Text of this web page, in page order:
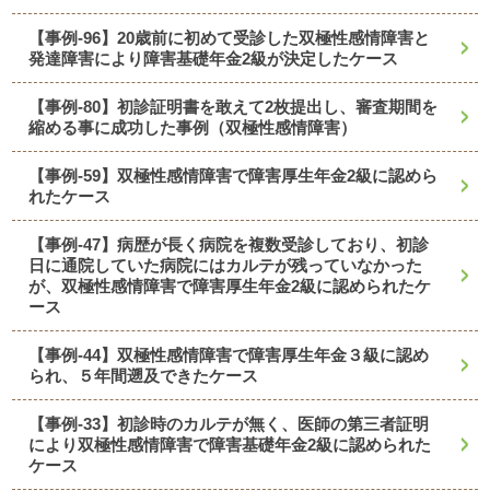
【事例-96】20歳前に初めて受診した双極性感情障害と
発達障害により障害基礎年金2級が決定したケース
【事例-80】初診証明書を敢えて2枚提出し、審査期間を
縮める事に成功した事例（双極性感情障害）
【事例-59】双極性感情障害で障害厚生年金2級に認めら
れたケース
【事例-47】病歴が長く病院を複数受診しており、初診
日に通院していた病院にはカルテが残っていなかった
が、双極性感情障害で障害厚生年金2級に認められたケ
ース
【事例-44】双極性感情障害で障害厚生年金３級に認め
られ、５年間遡及できたケース
【事例-33】初診時のカルテが無く、医師の第三者証明
により双極性感情障害で障害基礎年金2級に認められた
ケース